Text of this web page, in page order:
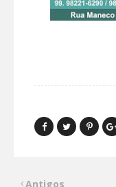
Antigos